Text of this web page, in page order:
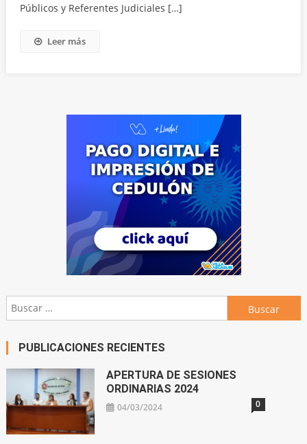
Públicos y Referentes Judiciales […]
Leer más
Buscar:
PUBLICACIONES RECIENTES
APERTURA DE SESIONES
ORDINARIAS 2024
04/03/2024 0